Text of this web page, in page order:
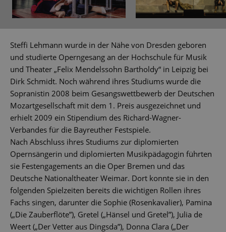
Steffi Lehmann wurde in der Nähe von Dresden geboren
und studierte Operngesang an der Hochschule für Musik
und Theater „Felix Mendelssohn Bartholdy“ in Leipzig bei
Dirk Schmidt. Noch während ihres Studiums wurde die
Sopranistin 2008 beim Gesangswettbewerb der Deutschen
Mozartgesellschaft mit dem 1. Preis ausgezeichnet und
erhielt 2009 ein Stipendium des Richard-Wagner-
Verbandes für die Bayreuther Festspiele.
Nach Abschluss ihres Studiums zur diplomierten
Opernsängerin und diplomierten Musikpädagogin führten
sie Festengagements an die Oper Bremen und das
Deutsche Nationaltheater Weimar. Dort konnte sie in den
folgenden Spielzeiten bereits die wichtigen Rollen ihres
Fachs singen, darunter die Sophie (Rosenkavalier), Pamina
(„Die Zauberflöte”), Gretel („Hänsel und Gretel”), Julia de
Weert („Der Vetter aus Dingsda”), Donna Clara („Der